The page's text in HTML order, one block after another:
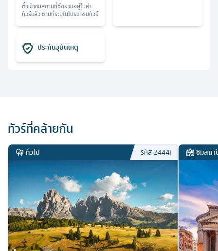
ตั๋วเข้าชมสถานที่ซึ่งรวมอยู่ในค่า
ทัวร์แล้ว ตามที่ระบุในโปรแกรมทัวร์
ประกันอุบัติเหตุ
ทัวร์ที่คล้ายกัน
ทั่วไป รหัส24441 ชมสถ